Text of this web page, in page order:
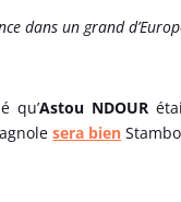
dans un grand
qu’Astou NDOUR
sera bien